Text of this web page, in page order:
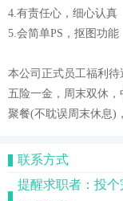
4.有责任心，细心认真
5.会简单PS，抠图功能
本公司正式员工福利待
五险一金，周末双休
聚餐(不耽误周末休息)
联系方式
提醒求职者：投